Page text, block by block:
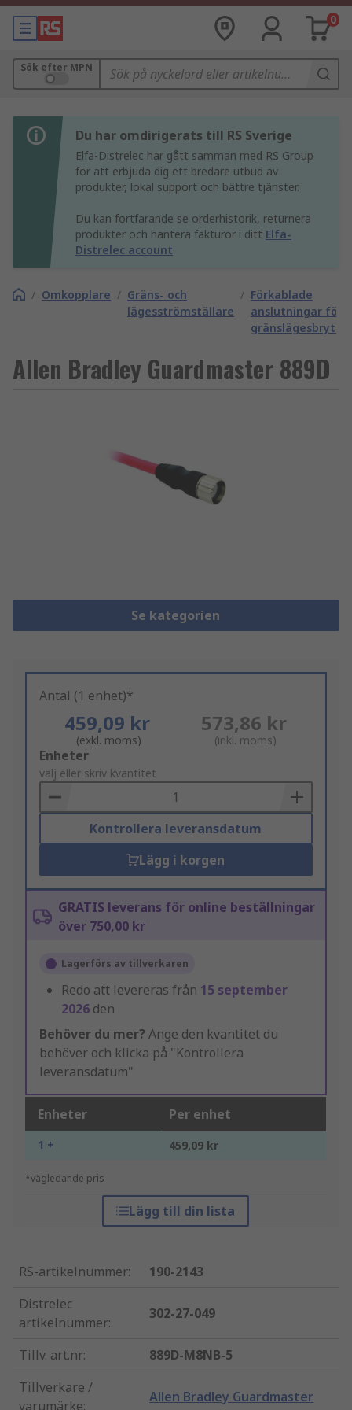
0
Sök efter MPN
Du har omdirigerats till RS Sverige
Elfa-Distrelec har gått samman med RS Group
för att erbjuda dig ett bredare utbud av
produkter, lokal support och bättre tjänster.
Du kan fortfarande se orderhistorik, returnera
produkter och hantera fakturor i ditt Elfa-
Distrelec account
/ Omkopplare / Gräns- och
lägesströmställare
/ Förkablade
anslutningar för
Allen Bradley Guardmaster 889D
Se kategorien
Antal (1 enhet)*
459,09 kr
(exkl. moms)
573,86 kr
(inkl. moms)
Add
to
Basket
Enheter
välj eller skriv kvantitet
Kontrollera leveransdatum
Lägg i korgen
GRATIS leverans för online beställningar
över 750,00 kr
Lagerförs av tillverkaren
Redo att levereras från 15 september
2026 den
Behöver du mer? Ange den kvantitet du
behöver och klicka på "Kontrollera
leveransdatum"
Enheter Per enhet
1 + 459,09 kr
*vägledande pris
Lägg till din lista
RS-artikelnummer:
190-2143
Distrelec
artikelnummer:
302-27-049
Tillv. art.nr:
889D-M8NB-5
Tillverkare /
varumärke:
Allen Bradley Guardmaster